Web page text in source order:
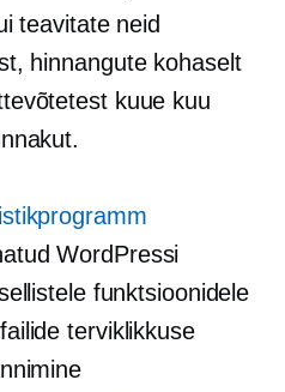
teavitate neid
hinnangute kohaselt
kuue kuu
WordPressi
funktsioonidele
terviklikkuse